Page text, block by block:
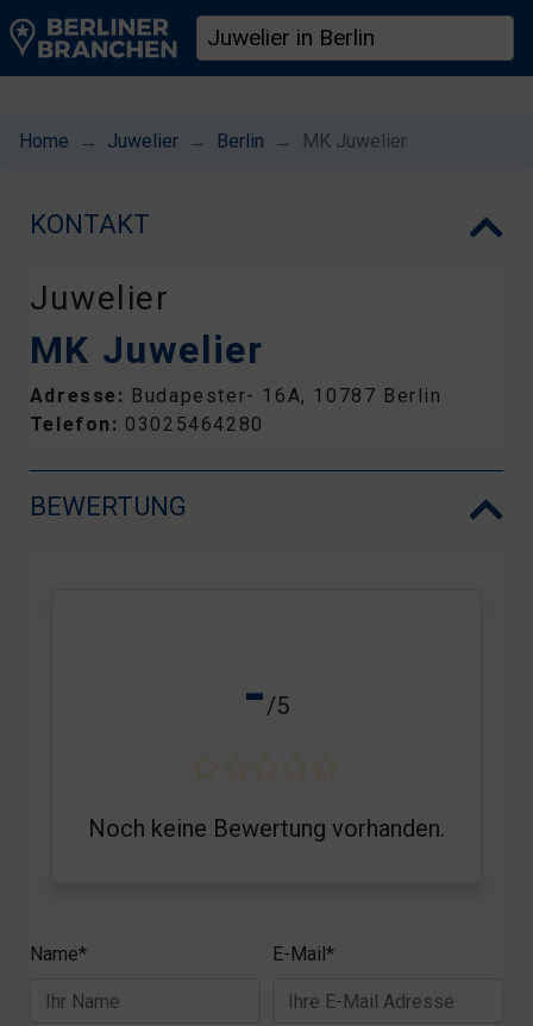
Home Juwelier Berlin MK Juwelier
KONTAKT
Juwelier
MK Juwelier
Adresse: Budapester- 16A, 10787 Berlin
Telefon: 03025464280
BEWERTUNG
-/5
Noch keine Bewertung vorhanden.
Name* E-Mail*